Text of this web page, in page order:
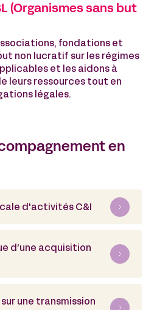
(Organismes sans but
fondations et
non lucratif sur les régimes
et les aidons à
leurs ressources tout en
légales.
en
d'activités C&I
d’une acquisition
une transmission